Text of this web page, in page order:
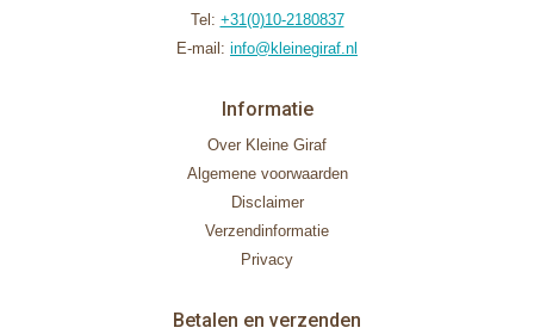
Tel: +31(0)10-2180837
E-mail: info@kleinegiraf.nl
Informatie
Over Kleine Giraf
Algemene voorwaarden
Disclaimer
Verzendinformatie
Privacy
Betalen en verzenden